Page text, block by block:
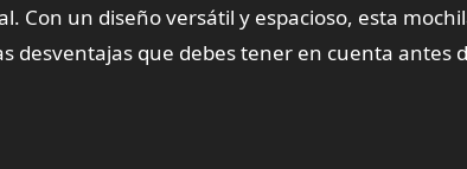
Con un diseño versátil y espacioso, esta
desventajas que debes tener en cuenta antes